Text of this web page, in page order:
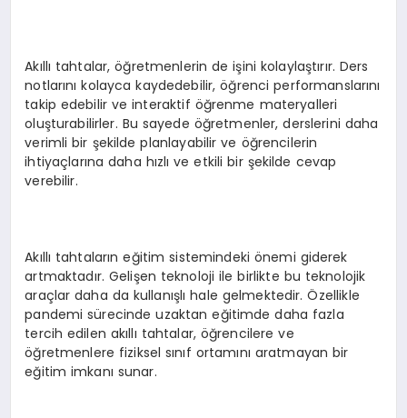
Akıllı tahtalar, öğretmenlerin de işini kolaylaştırır. Ders
notlarını kolayca kaydedebilir, öğrenci performanslarını
takip edebilir ve interaktif öğrenme materyalleri
oluşturabilirler. Bu sayede öğretmenler, derslerini daha
verimli bir şekilde planlayabilir ve öğrencilerin
ihtiyaçlarına daha hızlı ve etkili bir şekilde cevap
verebilir.
Akıllı tahtaların eğitim sistemindeki önemi giderek
artmaktadır. Gelişen teknoloji ile birlikte bu teknolojik
araçlar daha da kullanışlı hale gelmektedir. Özellikle
pandemi sürecinde uzaktan eğitimde daha fazla
tercih edilen akıllı tahtalar, öğrencilere ve
öğretmenlere fiziksel sınıf ortamını aratmayan bir
eğitim imkanı sunar.